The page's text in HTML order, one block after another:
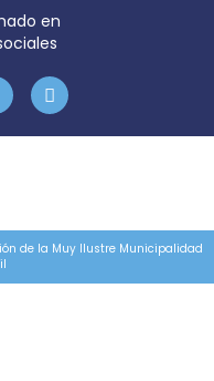
en
de la Muy Ilustre Municipalidad